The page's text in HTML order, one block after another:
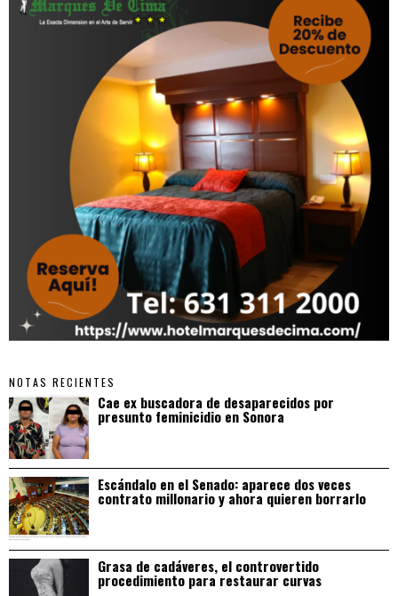
NOTAS RECIENTES
Cae ex buscadora de desaparecidos por
presunto feminicidio en Sonora
Escándalo en el Senado: aparece dos veces
contrato millonario y ahora quieren borrarlo
Grasa de cadáveres, el controvertido
procedimiento para restaurar curvas